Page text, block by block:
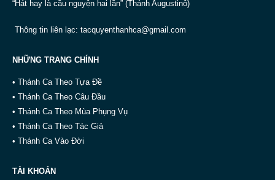
“Hát hay là cầu nguyện hai lần” (Thánh Augustinô)
Thông tin liên lạc: tacquyenthanhca@gmail.com
NHỮNG TRANG CHÍNH
• Thánh Ca Theo Tựa Đề
• Thánh Ca Theo Câu Đầu
• Thánh Ca Theo Mùa Phụng Vụ
• Thánh Ca Theo Tác Giả
• Thánh Ca Vào Đời
TÀI KHOẢN